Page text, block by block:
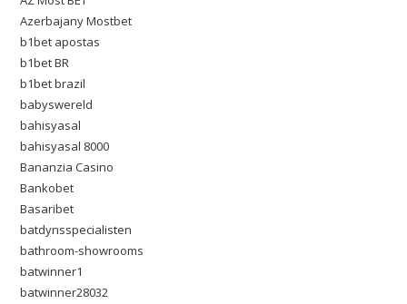
Azerbajany Mostbet
b1bet apostas
b1bet BR
b1bet brazil
babyswereld
bahisyasal
bahisyasal 8000
Bananzia Casino
Bankobet
Basaribet
batdynsspecialisten
bathroom-showrooms
batwinner1
batwinner28032